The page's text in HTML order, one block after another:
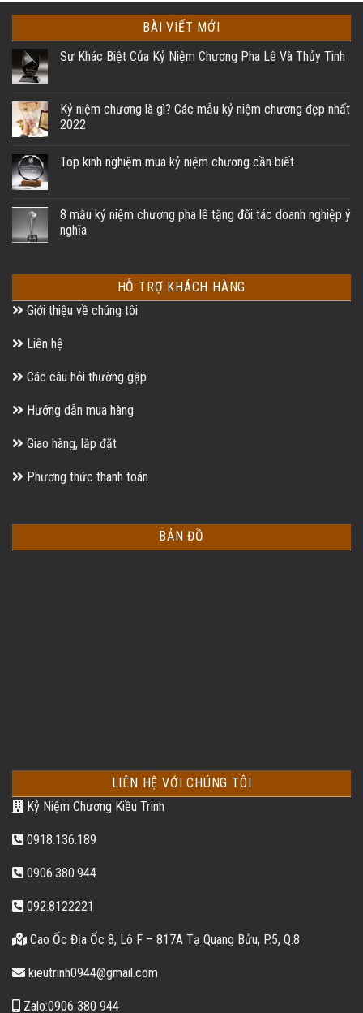
BÀI VIẾT MỚI
Sự Khác Biệt Của Kỷ Niệm Chương Pha Lê Và Thủy Tinh
Kỷ niệm chương là gì? Các mẫu kỷ niệm chương đẹp nhất
2022
Top kinh nghiệm mua kỷ niệm chương cần biết
8 mẫu kỷ niệm chương pha lê tặng đối tác doanh nghiệp ý
nghĩa
HỖ TRỢ KHÁCH HÀNG
Giới thiệu về chúng tôi
Liên hệ
Các câu hỏi thường gặp
Hướng dẫn mua hàng
Giao hàng, lắp đặt
Phương thức thanh toán
BẢN ĐỒ
LIÊN HỆ VỚI CHÚNG TÔI
Kỷ Niệm Chương Kiều Trinh
0918.136.189
0906.380.944
092.8122221
Cao Ốc Địa Ốc 8, Lô F – 817A Tạ Quang Bửu, P.5, Q.8
kieutrinh0944@gmail.com
Zalo:0906 380 944